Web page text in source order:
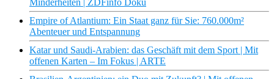
Minderheiten | ZDFinfo Doku
Empire of Atlantium: Ein Staat ganz für Sie: 760.000m²
Abenteuer und Entspannung
Katar und Saudi-Arabien: das Geschäft mit dem Sport | Mit
offenen Karten – Im Fokus | ARTE